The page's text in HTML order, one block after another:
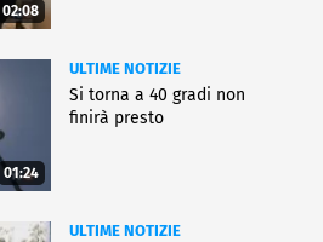
02:08
01:24
ULTIME NOTIZIE
Si torna a 40 gradi non
finirà presto
ULTIME NOTIZIE